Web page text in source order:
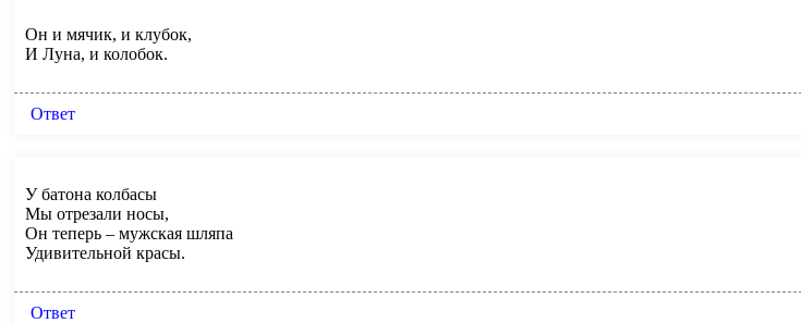
Он и мячик, и клубок,
И Луна, и колобок.
Ответ
У батона колбасы
Мы отрезали носы,
Он теперь – мужская шляпа
Удивительной красы.
Ответ